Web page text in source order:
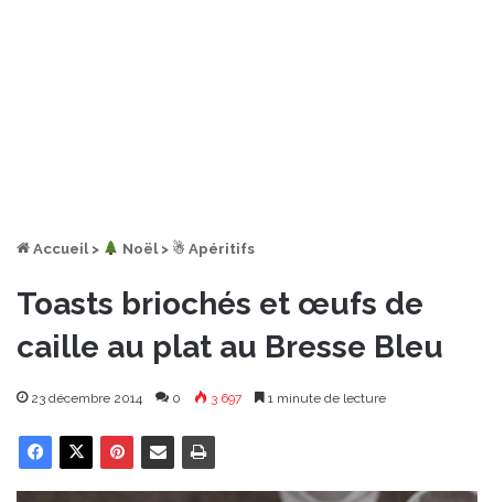
Accueil > ︎ Noël > ☃ Apéritifs
Toasts briochés et œufs de
caille au plat au Bresse Bleu
23 décembre 2014 0 3 697 1 minute de lecture